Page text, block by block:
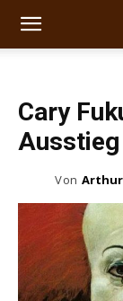
Cary
Ausstieg
Von Arthur